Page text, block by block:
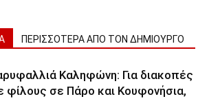
ΠΕΡΙΣΣΟΤΕΡΑ ΑΠΟ ΤΟΝ ΔΗΜΙΟΥΡΓΟ
Καληφώνη: Για διακοπές
φίλους σε Πάρο και Κουφονήσια,